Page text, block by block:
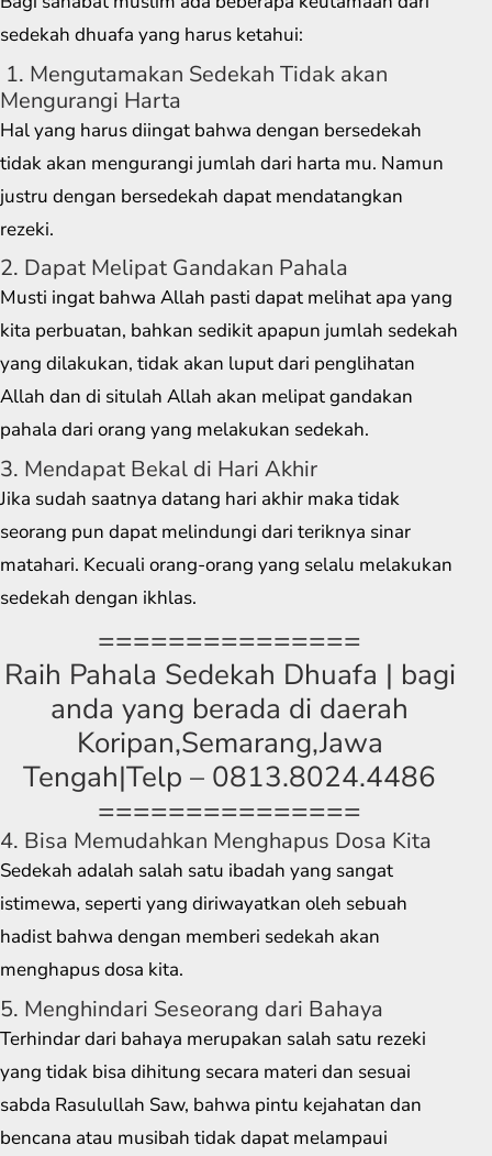
sedekah dhuafa yang harus ketahui:
1. Mengutamakan Sedekah Tidak akan
Mengurangi Harta
Hal yang harus diingat bahwa dengan bersedekah
tidak akan mengurangi jumlah dari harta mu. Namun
justru dengan bersedekah dapat mendatangkan
rezeki.
2. Dapat Melipat Gandakan Pahala
Musti ingat bahwa Allah pasti dapat melihat apa yang
kita perbuatan, bahkan sedikit apapun jumlah sedekah
yang dilakukan, tidak akan luput dari penglihatan
Allah dan di situlah Allah akan melipat gandakan
pahala dari orang yang melakukan sedekah.
3. Mendapat Bekal di Hari Akhir
Jika sudah saatnya datang hari akhir maka tidak
seorang pun dapat melindungi dari teriknya sinar
matahari. Kecuali orang-orang yang selalu melakukan
sedekah dengan ikhlas.
===============
Raih Pahala Sedekah Dhuafa | bagi
anda yang berada di daerah
Koripan,Semarang,Jawa
Tengah|Telp – 0813.8024.4486
===============
4. Bisa Memudahkan Menghapus Dosa Kita
Sedekah adalah salah satu ibadah yang sangat
istimewa, seperti yang diriwayatkan oleh sebuah
hadist bahwa dengan memberi sedekah akan
menghapus dosa kita.
5. Menghindari Seseorang dari Bahaya
Terhindar dari bahaya merupakan salah satu rezeki
yang tidak bisa dihitung secara materi dan sesuai
sabda Rasulullah Saw, bahwa pintu kejahatan dan
bencana atau musibah tidak dapat melampaui